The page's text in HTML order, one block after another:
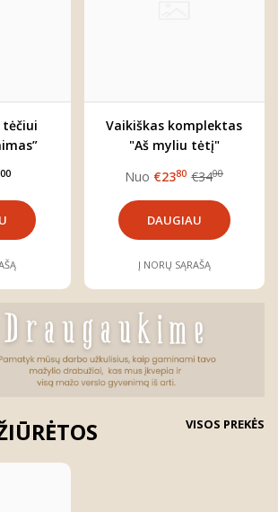
00
Vaikiškas komplektas
"Aš myliu tėtį"
Nuo €2380 €3400
DAUGIAU
Į NORŲ SĄRAŠĄ
VISOS PREKĖS